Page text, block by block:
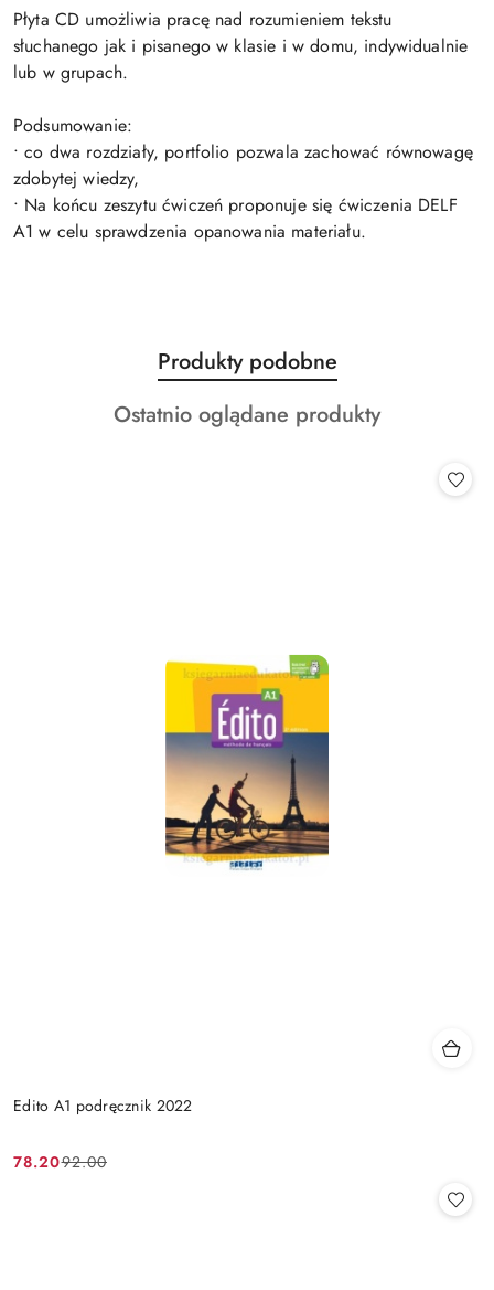
Płyta CD umożliwia pracę nad rozumieniem tekstu
słuchanego jak i pisanego w klasie i w domu, indywidualnie
lub w grupach.
Podsumowanie:
• co dwa rozdziały, portfolio pozwala zachować równowagę
zdobytej wiedzy,
• Na końcu zeszytu ćwiczeń proponuje się ćwiczenia DELF
A1 w celu sprawdzenia opanowania materiału.
Pomiń karuzelę produktów
Produkty
o
statusie:
Produkty podobne
Produkty
Ostatnio oglądane produkty
Edito A1 podręcznik 2022
Cena
78.20
Cena 92.00